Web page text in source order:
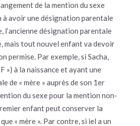
de la mention du sexe
à avoir une désignation parentale
l’ancienne désignation parentale
mais tout nouvel enfant va devoir
permise. Par exemple, si Sacha,
») à la naissance et ayant une
de « mère » auprès de son 1er
du sexe pour la mention non-
enfant peut conserver la
« mère ». Par contre, si iel a un